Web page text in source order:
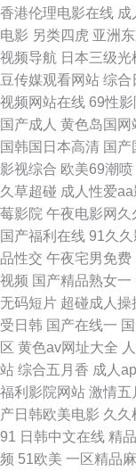
香港伦理电影在线 成
电影 另类四虎 亚洲
视频导航 日本三级光
豆传媒观看网站 综合
视频网站在线 69性影
国产成人 黄色岛国网
国韩国日本高清 国产
影视综合 欧美69潮喷
久草超碰 成人性爱aa
莓影院 午夜电影网久
国产福利在线 91久久
品性交 午夜宅男免费
视频 国产精品熟女一
无码短片 超碰成人操
受日韩 国产在线一
区 黄色av网址大全
站 综合五月香 成人
福利影院网站 激情五
产日韩欧美电影 久久
91 日韩中文在线 精
频 51欧美 一区精品